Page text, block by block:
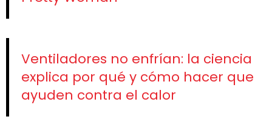
Ventiladores no enfrían: la ciencia
explica por qué y cómo hacer que
ayuden contra el calor